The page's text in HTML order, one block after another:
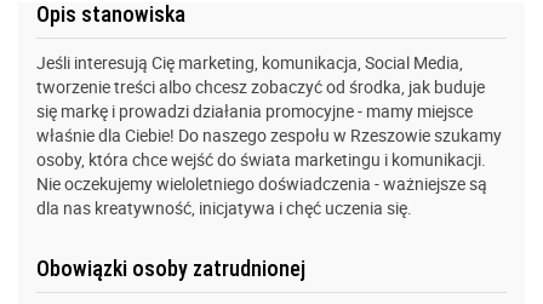
Opis stanowiska
Jeśli interesują Cię marketing, komunikacja, Social Media,
tworzenie treści albo chcesz zobaczyć od środka, jak buduje
się markę i prowadzi działania promocyjne - mamy miejsce
właśnie dla Ciebie! Do naszego zespołu w Rzeszowie szukamy
osoby, która chce wejść do świata marketingu i komunikacji.
Nie oczekujemy wieloletniego doświadczenia - ważniejsze są
dla nas kreatywność, inicjatywa i chęć uczenia się.
Obowiązki osoby zatrudnionej